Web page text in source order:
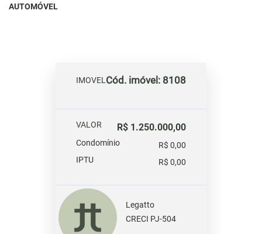
AUTOMÓVEL
IMOVELCód. imóvel: 8108
VALOR R$ 1.250.000,00
Condomínio
R$ 0,00
IPTU
R$ 0,00
Legatto
CRECI PJ-504